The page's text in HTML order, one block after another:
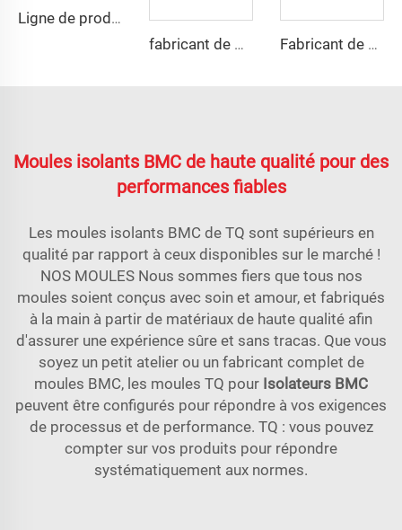
Ligne de production automatique
fabricant de moules pour gilets pare-balles
Fabricant de moules de boîtes de jonction SMC en fibre de verre
Moules isolants BMC de haute qualité pour des
performances fiables
Les moules isolants BMC de TQ sont supérieurs en
qualité par rapport à ceux disponibles sur le marché !
NOS MOULES Nous sommes fiers que tous nos
moules soient conçus avec soin et amour, et fabriqués
à la main à partir de matériaux de haute qualité afin
d'assurer une expérience sûre et sans tracas. Que vous
soyez un petit atelier ou un fabricant complet de
moules BMC, les moules TQ pour Isolateurs BMC
peuvent être configurés pour répondre à vos exigences
de processus et de performance. TQ : vous pouvez
compter sur vos produits pour répondre
systématiquement aux normes.